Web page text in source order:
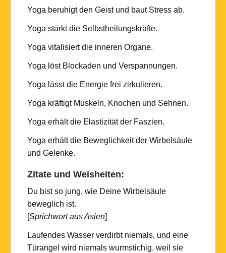
Yoga beruhigt den Geist und baut Stress ab.
Yoga stärkt die Selbstheilungskräfte.
Yoga vitalisiert die inneren Organe.
Yoga löst Blockaden und Verspannungen.
Yoga lässt die Energie frei zirkulieren.
Yoga kräftigt Muskeln, Knochen und Sehnen.
Yoga erhält die Elastizität der Faszien.
Yoga erhält die Beweglichkeit der Wirbelsäule
und Gelenke.
Zitate und Weisheiten:
Du bist so jung, wie Deine Wirbelsäule
beweglich ist.
[Sprichwort aus Asien]
Laufendes Wasser verdirbt niemals, und eine
Türangel wird niemals wurmstichig, weil sie